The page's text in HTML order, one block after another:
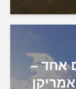
אחד –